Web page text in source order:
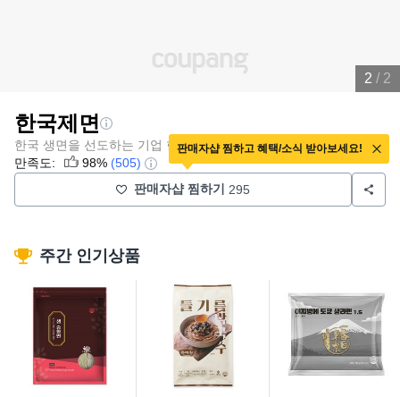
2 / 2
한국제면
한국 생면을 선도하는 기업 한국제면 공식몰
만족도:
98% (505)
판매자샵 찜하기
295
판매자샵 찜하고 혜택/소식 받아보세요!
주간 인기상품